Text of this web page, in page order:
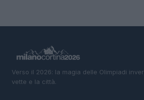
Verso il 2026: la magia delle Olimpiadi
vette e la città.